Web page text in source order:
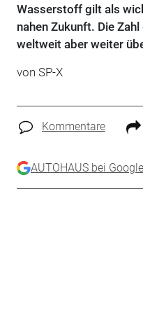
Wasserstoff gilt als
nahen Zukunft. Die
weltweit aber weiter
von SP-X
Kommentare
AUTOHAUS bei